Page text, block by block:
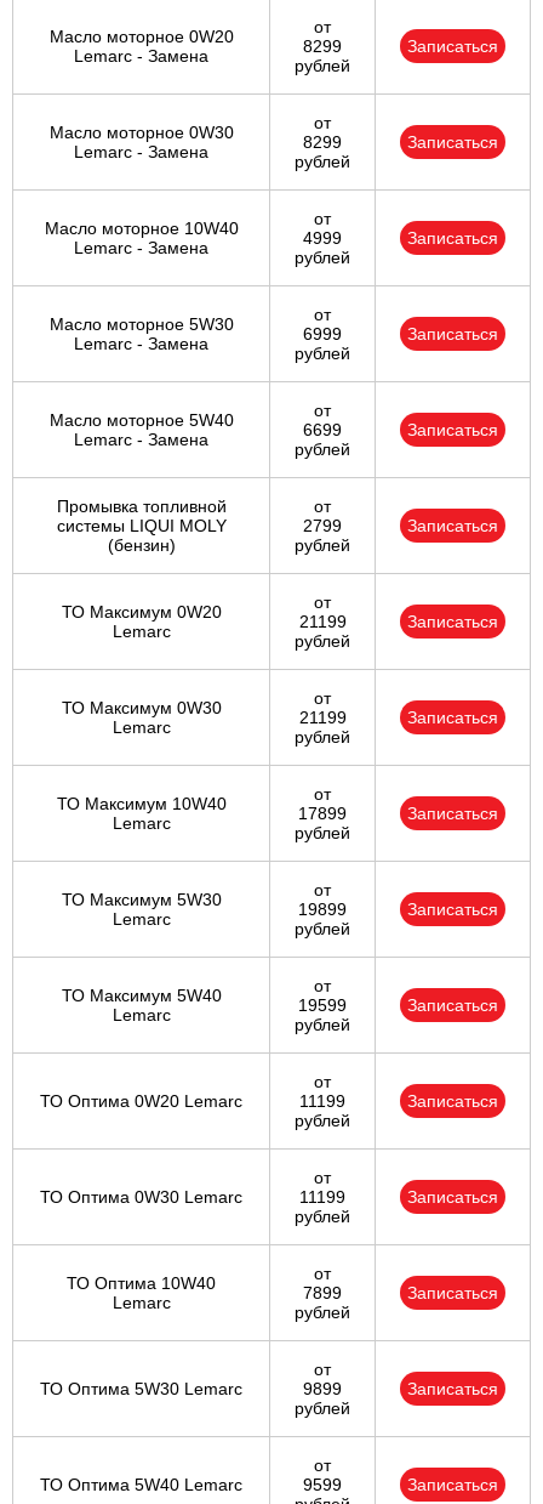
Масло моторное 0W20
Lemarc - Замена
от
8299
рублей
Записаться
Масло моторное 0W30
Lemarc - Замена
от
8299
рублей
Записаться
Масло моторное 10W40
Lemarc - Замена
от
4999
рублей
Записаться
Масло моторное 5W30
Lemarc - Замена
от
6999
рублей
Записаться
Масло моторное 5W40
Lemarc - Замена
от
6699
рублей
Записаться
Промывка топливной
системы LIQUI MOLY
(бензин)
от
2799
рублей
Записаться
ТО Максимум 0W20
Lemarc
от
21199
рублей
Записаться
ТО Максимум 0W30
Lemarc
от
21199
рублей
Записаться
ТО Максимум 10W40
Lemarc
от
17899
рублей
Записаться
ТО Максимум 5W30
Lemarc
от
19899
рублей
Записаться
ТО Максимум 5W40
Lemarc
от
19599
рублей
Записаться
ТО Оптима 0W20 Lemarc
от
11199
рублей
Записаться
ТО Оптима 0W30 Lemarc
от
11199
рублей
Записаться
ТО Оптима 10W40
Lemarc
от
7899
рублей
Записаться
ТО Оптима 5W30 Lemarc
от
9899
рублей
Записаться
ТО Оптима 5W40 Lemarc
от
9599
Записаться